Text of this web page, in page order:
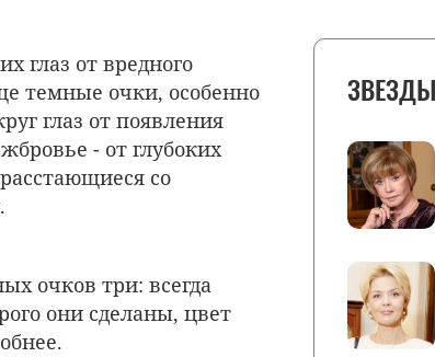
глаз от вредного
темные очки, особенно
глаз от появления
- от глубоких
со
очков три: всегда
они сделаны, цвет